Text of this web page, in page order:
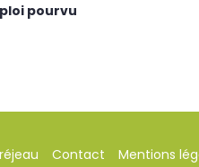
pourvu
Contact Mentions